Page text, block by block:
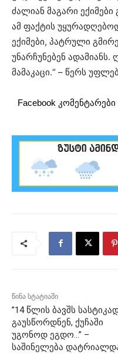
ძალიან მაგარი
ამ ფაქტის
ექიმები, პატრული
უნარჩუნებენ
მამაკაცი.“ – წერს
Facebook კომენტარები
წინა სტატიაში
”14 წლის ბავშს
გაუსწორდნენ, ქუჩაში
უგონოდ ეგდო…” –
საშინელება